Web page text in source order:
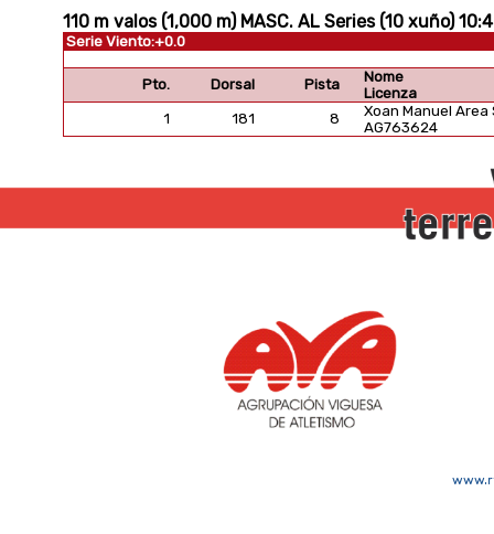
Serie Viento:+0.0
Pto. Dorsal Pista
Nome
Licenza
1
181 8
Xoan Manuel Area
AG763624
110 m valos (1,000 m) MASC. AL Series (10 xuño)